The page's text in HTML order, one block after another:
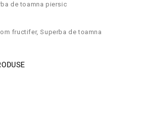
de toamna piersic
fructifer,Superba de toamna